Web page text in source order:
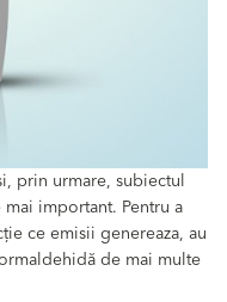
prin urmare, subiectul
important. Pentru a
ce emisii genereaza, au
de mai multe